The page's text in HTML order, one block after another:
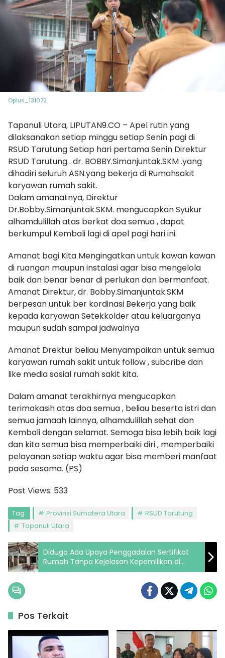
Oplus_131072
Tapanuli Utara, LIPUTAN9.CO – Apel rutin yang
dilaksanakan setiap minggu setiap Senin pagi di
RSUD Tarutung Setiap hari pertama Senin Direktur
RSUD Tarutung . dr. BOBBY.Simanjuntak.SKM .yang
dihadiri seluruh ASN.yang bekerja di Rumahsakit
karyawan rumah sakit.
Dalam amanatnya, Direktur
Dr.Bobby.Simanjuntak.SKM. mengucapkan Syukur
alhamdulillah atas berkat doa semua , dapat
berkumpul Kembali lagi di apel pagi hari ini.
Amanat bagi Kita Mengingatkan untuk kawan kawan
di ruangan maupun instalasi agar bisa mengelola
baik dan benar benar di perlukan dan bermanfaat.
Amanat Direktur, dr. Bobby.Simanjuntak.SKM
berpesan untuk ber kordinasi Bekerja yang baik
kepada karyawan Setekkolder atau keluarganya
maupun sudah sampai jadwalnya
Amanat Drektur beliau Menyampaikan untuk semua
karyawan rumah sakit untuk follow , subcribe dan
like media sosial rumah sakit kita.
Dalam amanat terakhirnya mengucapkan
terimakasih atas doa semua , beliau beserta istri dan
semua jamaah lainnya, alhamdulillah sehat dan
Kembali dengan selamat. Semoga bisa lebih baik lagi
dan kita semua bisa memperbaiki diri , memperbaiki
pelayanan setiap waktu agar bisa memberi manfaat
pada sesama. (PS)
Post Views: 533
Tag: Provinsi Sumatera Utara
RSUD Tarutung
Tapanuli Utara
Diduga Ada Upaya Penggadaian Sertifikat
Rumah Tanpa Kejelasan Kepemilikan di
Jalan Pisangan Raya, Jakarta Timur
Pos Terkait